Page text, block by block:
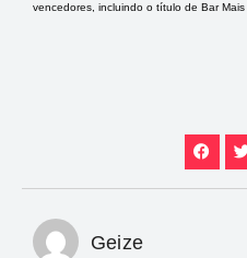
vencedores, incluindo o título de Bar Mais
Geize